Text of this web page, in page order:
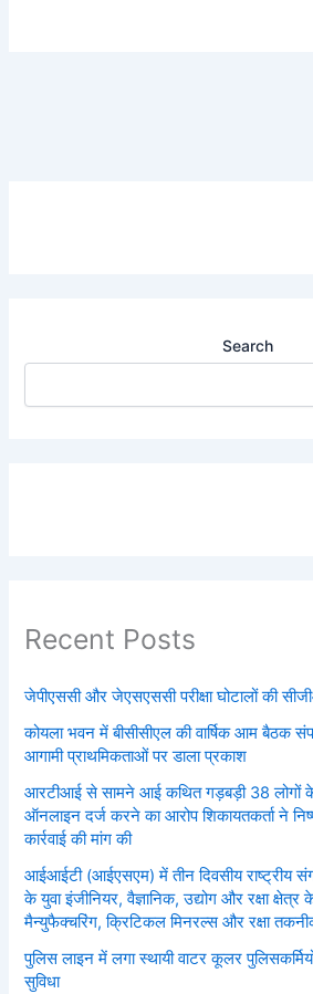
Search
Recent Posts
जेपीएससी और जेएसएससी परीक्षा घोटालों की
कोयला भवन में बीसीसीएल की वार्षिक आम बैठक
आगामी प्राथमिकताओं पर डाला प्रकाश
आरटीआई से सामने आई कथित गड़बड़ी 38 लोगों
ऑनलाइन दर्ज करने का आरोप शिकायतकर्ता ने
कार्रवाई की मांग की
आईआईटी (आईएसएम) में तीन दिवसीय राष्ट्रीय
के युवा इंजीनियर, वैज्ञानिक, उद्योग और रक्षा क्षेत्र
मैन्युफैक्चरिंग, क्रिटिकल मिनरल्स और रक्षा
पुलिस लाइन में लगा स्थायी वाटर कूलर
सुविधा